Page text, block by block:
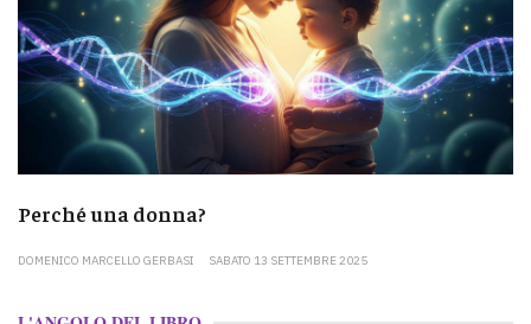
Perché una donna?
DOMENICO MARCELLO GERBASI SABATO 13 SETTEMBRE 2025